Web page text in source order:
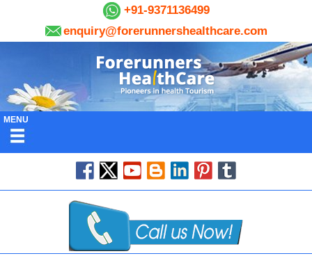
+91-9371136499
enquiry@forerunnershealthcare.com
MENU